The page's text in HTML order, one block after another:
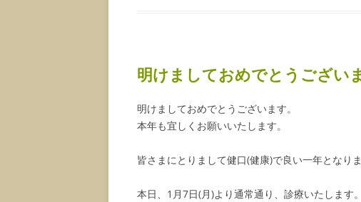
明けましておめでとうござい
明けましておめでとうございます。
本年も宜しくお願いいたします。
皆さまにとりまして健口(健康)で良い一年となり
本日、1月7日(月)より通常通り、診療いたします。